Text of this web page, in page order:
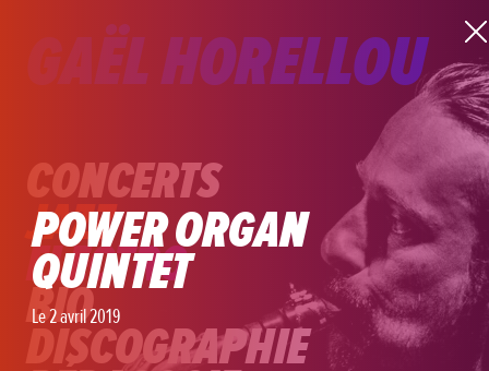
GAËL HORELLOU
POWER ORGAN
QUINTET
Le 2 avril 2019
CONCERTS
JAZZ
ELECTRO
BIO
DISCOGRAPHIE